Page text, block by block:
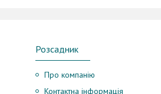
Розсадник
Про компанію
Контактна інформація